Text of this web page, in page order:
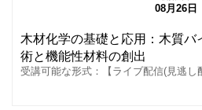
08月26日
木材化学の基礎と応用：木質バ
術と機能性材料の創出
受講可能な形式：【ライブ配信(見逃し